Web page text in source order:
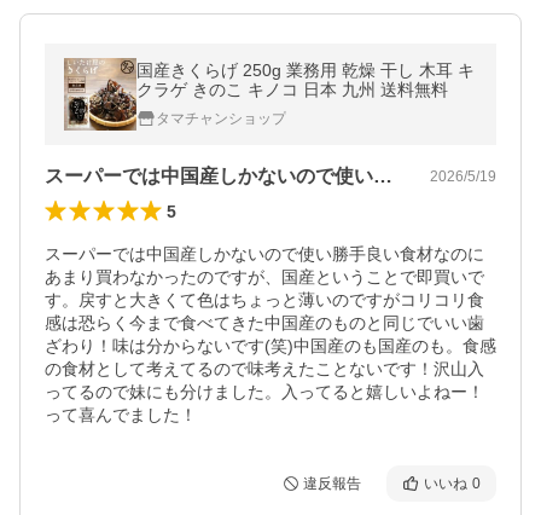
国産きくらげ 250g 業務用 乾燥 干し 木耳 キ
クラゲ きのこ キノコ 日本 九州 送料無料
タマチャンショップ
スーパーでは中国産しかないので使い勝手… 2026/5/19
5
スーパーでは中国産しかないので使い勝手良い食材なのに
あまり買わなかったのですが、国産ということで即買いで
す。戻すと大きくて色はちょっと薄いのですがコリコリ食
感は恐らく今まで食べてきた中国産のものと同じでいい歯
ざわり！味は分からないです(笑)中国産のも国産のも。食感
の食材として考えてるので味考えたことないです！沢山入
ってるので妹にも分けました。入ってると嬉しいよねー！
って喜んでました！
違反報告 いいね 0